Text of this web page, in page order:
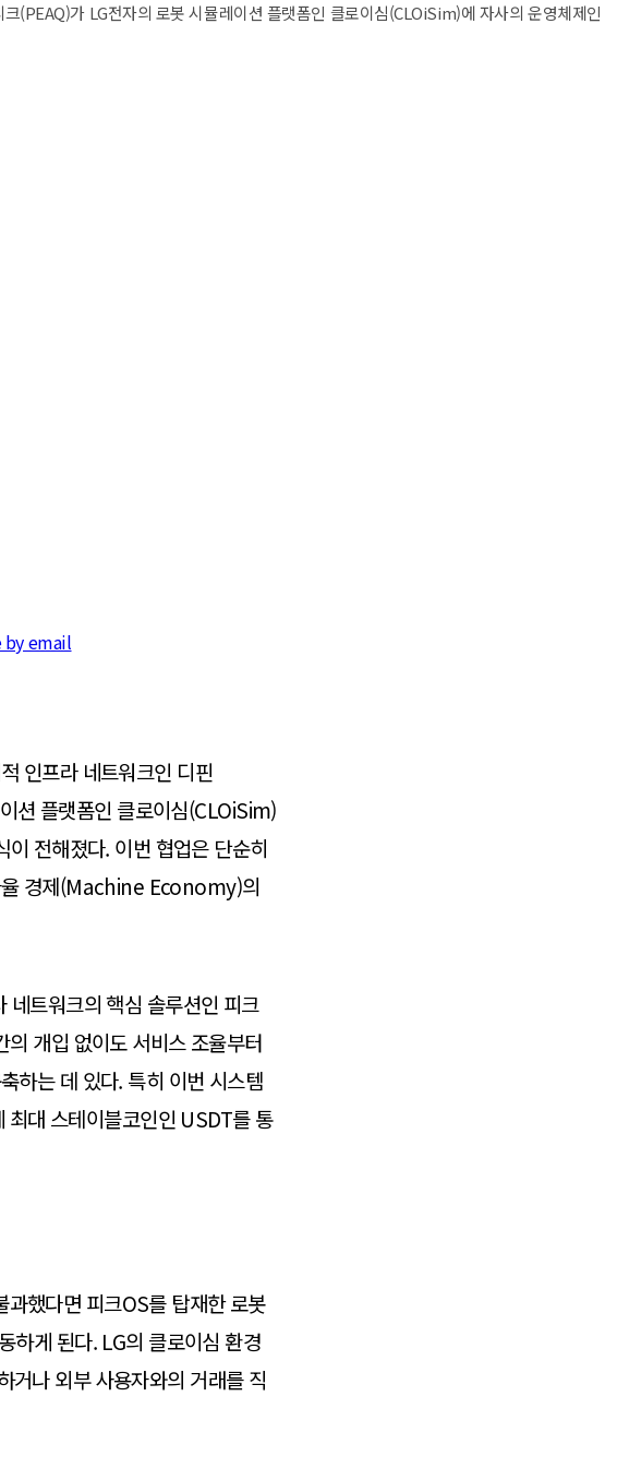
가 LG전자의 로봇 시뮬레이션 플랫폼인 클로이심(CLOiSim)에 자사의 운영체제인
by email
인프라 네트워크인 디핀
션 플랫폼인 클로이심(CLOiSim)
전해졌다. 이번 협업은 단순히
율 경제(Machine Economy)의
네트워크의 핵심 솔루션인 피크
개입 없이도 서비스 조율부터
하는 데 있다. 특히 이번 시스템
대 스테이블코인인 USDT를 통
했다면 피크OS를 탑재한 로봇
하게 된다. LG의 클로이심 환경
거나 외부 사용자와의 거래를 직